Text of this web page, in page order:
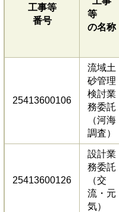
工事等
番号
等
の名称
25413600106
流域土
砂管理
検討業
務委託
（河海
調査）
25413600126
設計業
務委託
（交
流・元
気）